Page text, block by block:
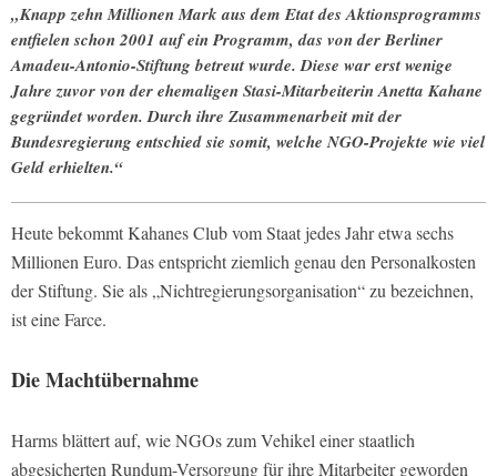
„Knapp zehn Millionen Mark aus dem Etat des Aktionsprogramms
entfielen schon 2001 auf ein Programm, das von der Berliner
Amadeu-Antonio-Stiftung betreut wurde. Diese war erst wenige
Jahre zuvor von der ehemaligen Stasi-Mitarbeiterin Anetta Kahane
gegründet worden. Durch ihre Zusammenarbeit mit der
Bundesregierung entschied sie somit, welche NGO-Projekte wie viel
Geld erhielten.“
Heute bekommt Kahanes Club vom Staat jedes Jahr etwa sechs
Millionen Euro. Das entspricht ziemlich genau den Personalkosten
der Stiftung. Sie als „Nichtregierungsorganisation“ zu bezeichnen,
ist eine Farce.
Die Machtübernahme
Harms blättert auf, wie NGOs zum Vehikel einer staatlich
abgesicherten Rundum-Versorgung für ihre Mitarbeiter geworden